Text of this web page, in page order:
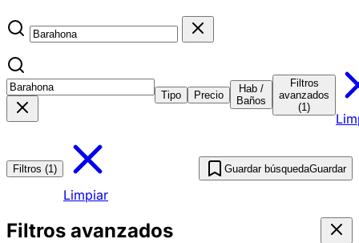
Tipo Precio
Hab /
Baños
Filtros
avanzados
(1)
Filtros (1)
Limpiar
Guardar búsquedaGuardar
Filtros avanzados